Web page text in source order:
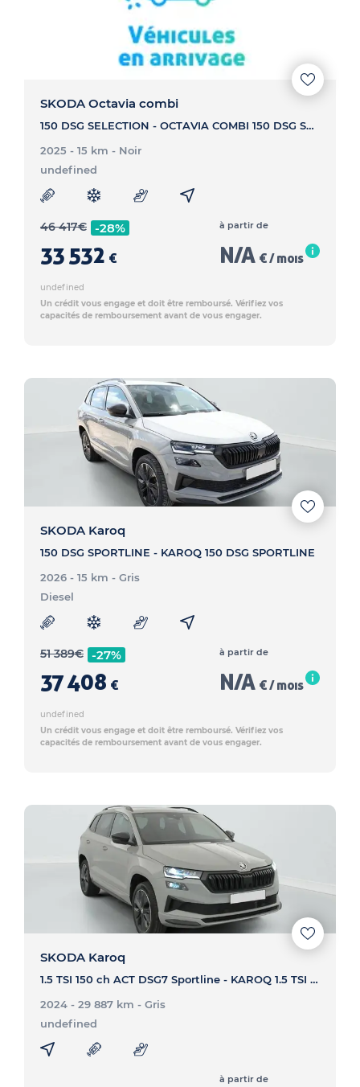
SKODA Octavia combi
150 DSG SELECTION - OCTAVIA COMBI 150 DSG SELECTION
2025 - 15 km - Noir
undefined
46 417€ -28%
33 532 €
à partir de
N/A € / mois
undefined
Un crédit vous engage et doit être remboursé. Vérifiez vos
capacités de remboursement avant de vous engager.
SKODA Karoq
150 DSG SPORTLINE - KAROQ 150 DSG SPORTLINE
2026 - 15 km - Gris
Diesel
51 389€ -27%
37 408 €
à partir de
N/A € / mois
undefined
Un crédit vous engage et doit être remboursé. Vérifiez vos
capacités de remboursement avant de vous engager.
SKODA Karoq
1.5 TSI 150 ch ACT DSG7 Sportline - KAROQ 1.5 TSI 150 ch ACT DSG7 Sportline
2024 - 29 887 km - Gris
undefined
à partir de